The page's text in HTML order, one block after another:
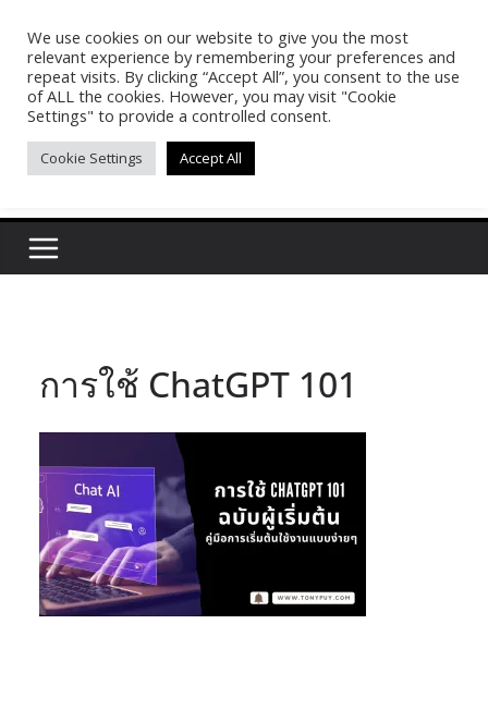
contentPasakon Puypong
(tonypuy)
เปิดพื้นที่การเรียนรู้และพร้อมแบ่งปันของผม
การใช้ ChatGPT 101
We use cookies on our website to give you the most
relevant experience by remembering your preferences and
repeat visits. By clicking “Accept All”, you consent to the use
of ALL the cookies. However, you may visit "Cookie
Settings" to provide a controlled consent.
Cookie Settings Accept All